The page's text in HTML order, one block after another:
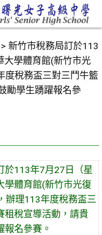
> 新竹市稅務局訂於113
大學體育館(新竹市光
度稅務盃三對三鬥牛籃
勵學生踴躍報名參
於113年7月27日（星
學體育館(新竹市光復
辦理113年度稅務盃三
租稅宣導活動，請貴
報名參賽。